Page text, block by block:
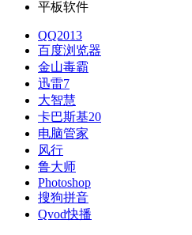
平板软件
QQ2013
百度浏览器
金山毒霸
迅雷7
大智慧
卡巴斯基20
电脑管家
风行
鲁大师
Photoshop
搜狗拼音
Qvod快播